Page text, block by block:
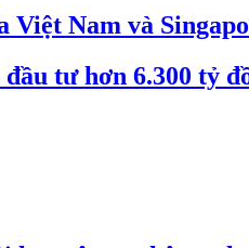
Việt Nam và
tư hơn 6.300 tỷ